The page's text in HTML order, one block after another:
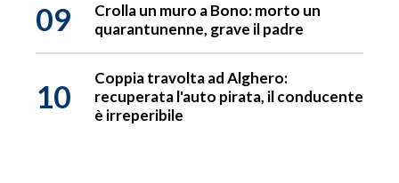
09
Crolla un muro a Bono: morto un
quarantunenne, grave il padre
10
Coppia travolta ad Alghero:
recuperata l'auto pirata, il conducente
è irreperibile